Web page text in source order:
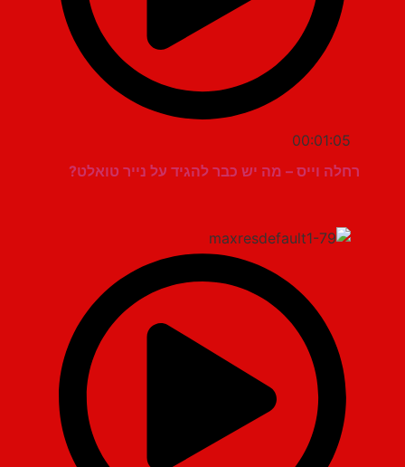
00:01:05
רחלה וייס – מה יש כבר להגיד על נייר טואלט?